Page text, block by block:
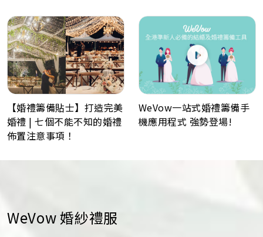
【婚禮籌備貼士】打造完美
婚禮 | 七個不能不知的婚禮
佈置注意事項！
WeVow一站式婚禮籌備手
機應用程式 強勢登場!
WeVow 婚紗禮服